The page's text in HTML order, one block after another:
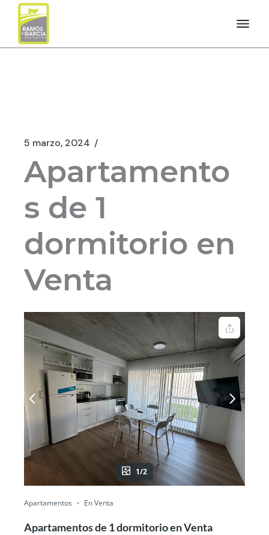
5 marzo, 2024
Apartamento
s de 1
dormitorio en
Venta
1/2
Apartamentos En Venta
Apartamentos de 1 dormitorio en Venta